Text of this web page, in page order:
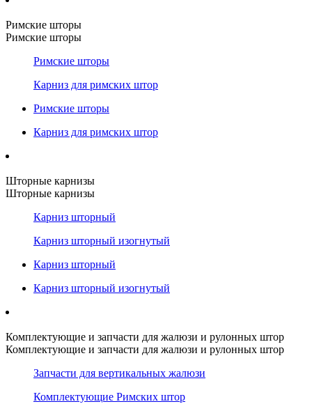
Римские шторы
Римские шторы
Римские шторы
Карниз для римских штор
Римские шторы
Карниз для римских штор
Шторные карнизы
Шторные карнизы
Карниз шторный
Карниз шторный изогнутый
Карниз шторный
Карниз шторный изогнутый
Комплектующие и запчасти для жалюзи и рулонных штор
Комплектующие и запчасти для жалюзи и рулонных штор
Запчасти для вертикальных жалюзи
Комплектующие Римских штор